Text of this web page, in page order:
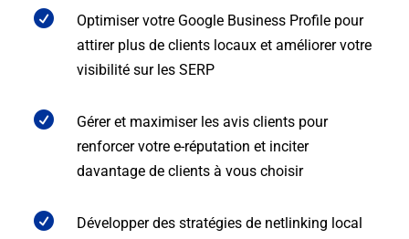

Optimiser votre Google Business Profile pour
attirer plus de clients locaux et améliorer votre
visibilité sur les SERP

Gérer et maximiser les avis clients pour
renforcer votre e-réputation et inciter
davantage de clients à vous choisir

Développer des stratégies de netlinking local